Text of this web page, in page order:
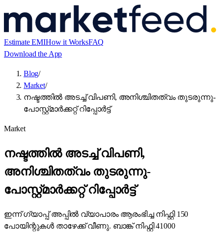
Estimate EMIHow it WorksFAQ
Download the App
Blog/
Market/
നഷ്ടത്തിൽ അടച്ച് വിപണി, അനിശ്ചിതത്വം തുടരുന്നു-
പോസ്റ്റ്മാർക്കറ്റ് റിപ്പോർട്ട്
Market
നഷ്ടത്തിൽ അടച്ച് വിപണി,
അനിശ്ചിതത്വം തുടരുന്നു-
പോസ്റ്റ്മാർക്കറ്റ് റിപ്പോർട്ട്
ഇന്ന് ഗ്യാപ്പ് അപ്പിൽ വ്യാപാരം ആരംഭിച്ച നിഫ്റ്റി 150
പോയിന്റുകൾ താഴേക്ക് വീണു. ബാങ്ക് നിഫ്റ്റി 41000